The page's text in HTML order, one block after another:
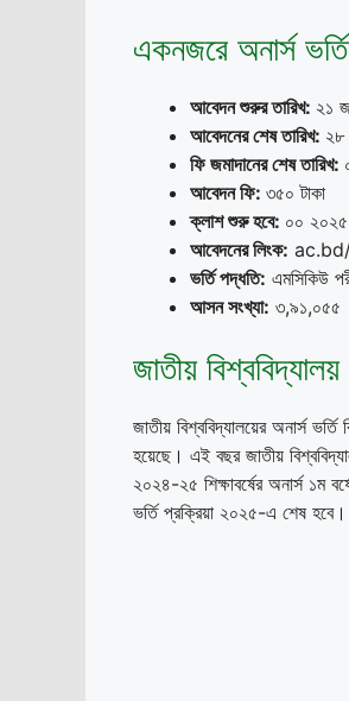
একনজরে অনার্স
আবেদন শুরুর তারিখ: ২১
আবেদনের শেষ তারিখ: ২৮
ফি জমাদানের শেষ তারিখ:
আবেদন ফি: ৩৫০ টাকা
ক্লাশ শুরু হবে: ০০ ২০২৫
আবেদনের লিংক:
ভর্তি পদ্ধতি: এমসিকিউ
আসন সংখ্যা: ৩,৯১,০৫৫
জাতীয়
জাতীয় বিশ্ববিদ্যালয়ের অনার্স
হয়েছে। এই বছর জাতীয়
২০২৪-২৫ শিক্ষাবর্ষের অনার্স ১ম
ভর্তি প্রক্রিয়া ২০২৫-এ শেষ হবে।